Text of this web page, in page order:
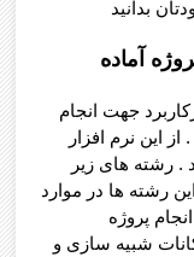
آماده
جهت انجام
این نرم افزار
. رشته های زیر
رشته ها در موارد
پروژه
شبیه سازی و